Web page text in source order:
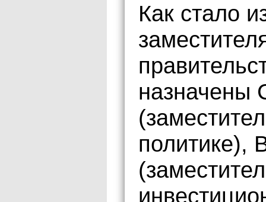
Как стало
назначены
политике),